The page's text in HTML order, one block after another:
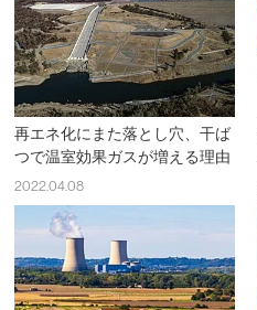
再エネ化にまた落とし穴、干ば
つで温室効果ガスが増える理由
2022.04.08